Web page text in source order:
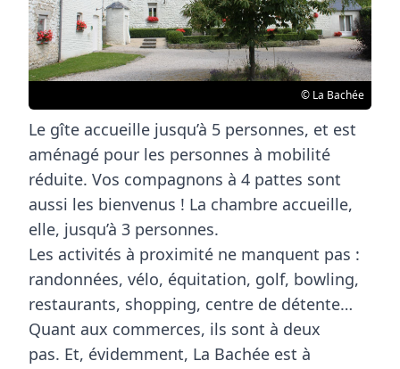
© La Bachée
Le gîte accueille jusqu’à 5 personnes, et est
aménagé pour les personnes à mobilité
réduite. Vos compagnons à 4 pattes sont
aussi les bienvenus ! La chambre accueille,
elle, jusqu’à 3 personnes.
Les activités à proximité ne manquent pas :
randonnées, vélo, équitation, golf, bowling,
restaurants, shopping, centre de détente…
Quant aux commerces, ils sont à deux
pas. Et, évidemment, La Bachée est à